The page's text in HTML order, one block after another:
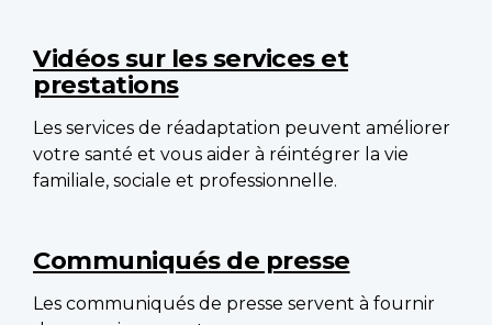
Vidéos sur les services et
prestations
Les services de réadaptation peuvent améliorer
votre santé et vous aider à réintégrer la vie
familiale, sociale et professionnelle.
Communiqués de presse
Les communiqués de presse servent à fournir